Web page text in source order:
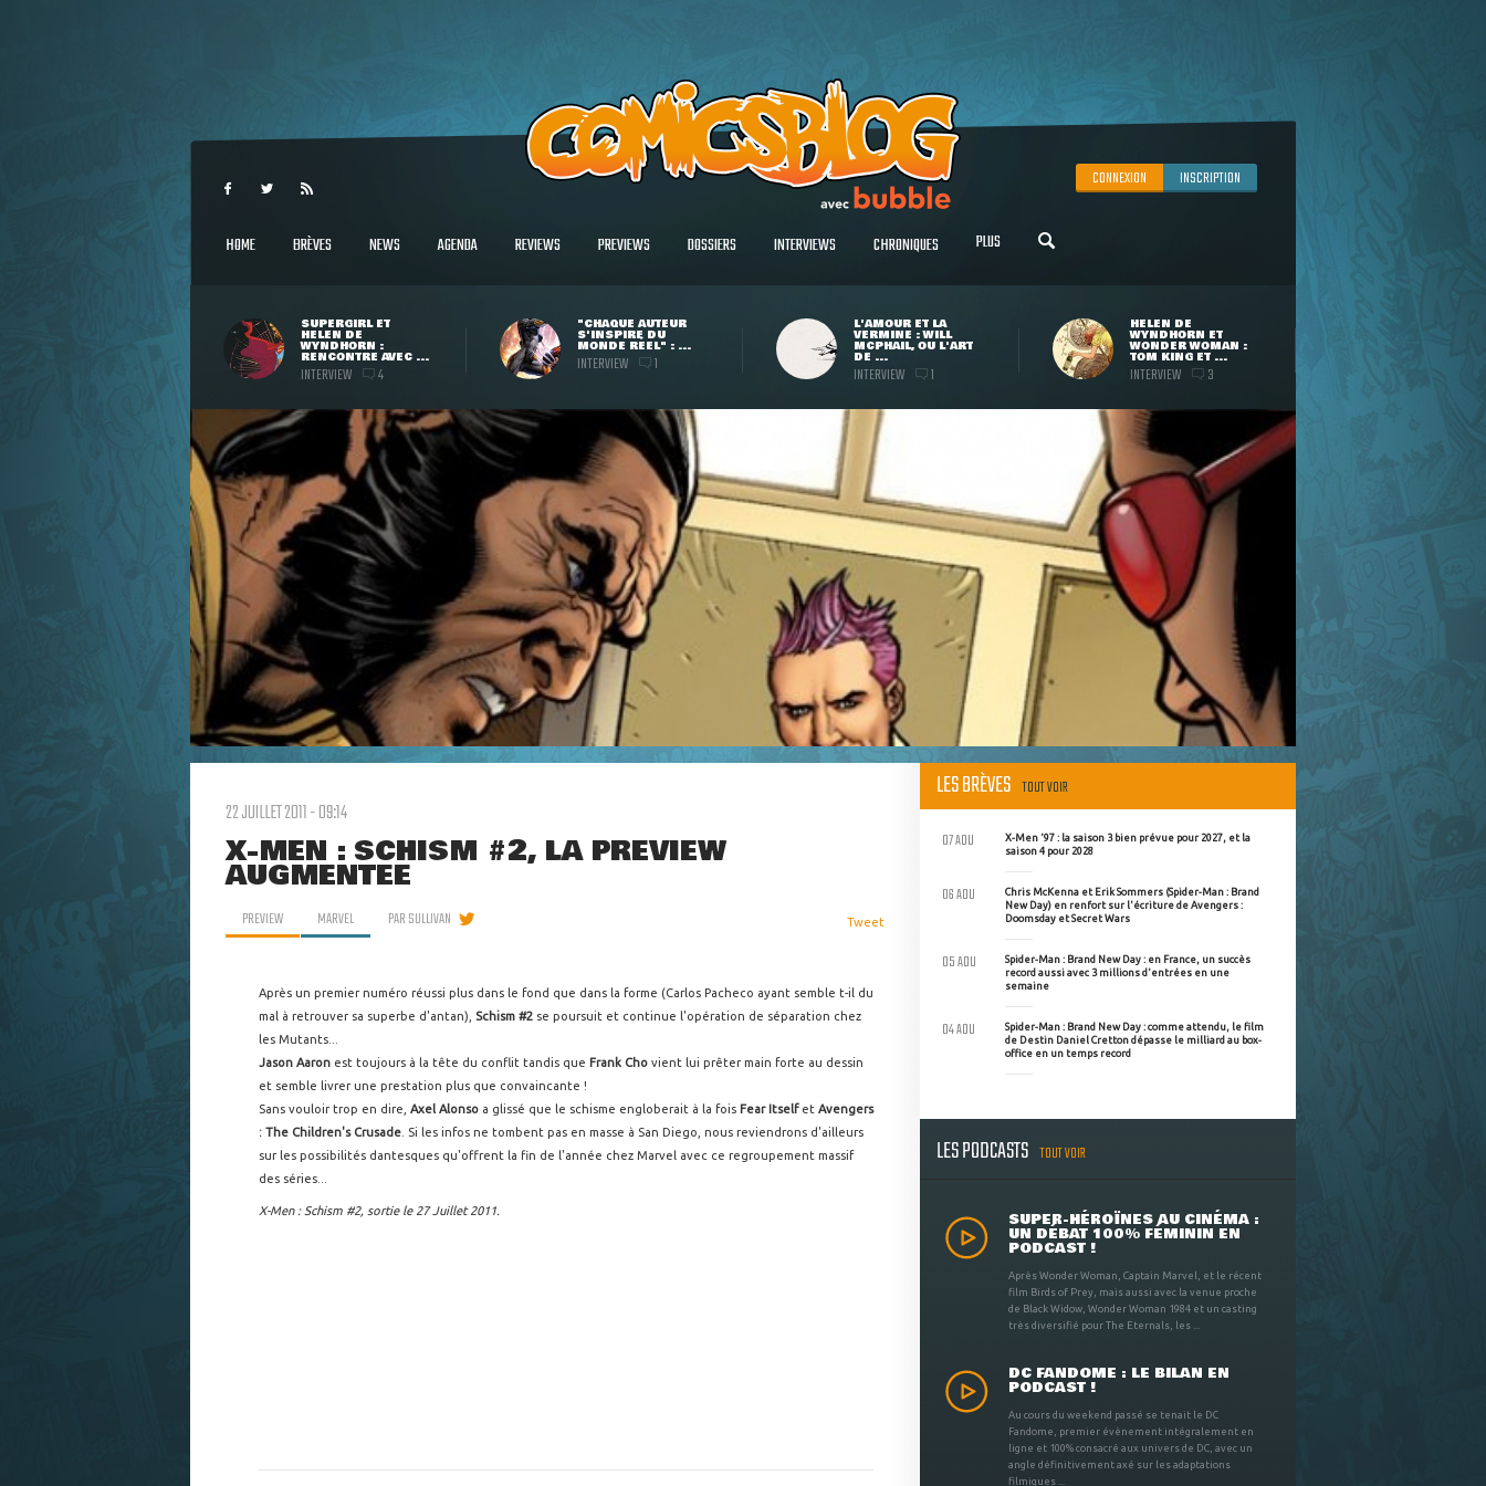
CONNEXION INSCRIPTION
HOME BRÈVES NEWS AGENDA REVIEWS PREVIEWS DOSSIERS INTERVIEWS CHRONIQUES PLUS
SUPERGIRL ET
HELEN DE
WYNDHORN :
RENCONTRE AVEC ...
INTERVIEW 4
"CHAQUE AUTEUR
S'INSPIRE DU
MONDE RÉEL" : ...
INTERVIEW 1
L'AMOUR ET LA
VERMINE : WILL
MCPHAIL, OU L'ART
DE ...
INTERVIEW 1
HELEN DE
WYNDHORN ET
WONDER WOMAN :
TOM KING ET ...
INTERVIEW 3
22 JUILLET 2011 - 09:14
X-MEN : SCHISM #2, LA PREVIEW
AUGMENTÉE
PREVIEW MARVEL PARSULLIVAN Tweet
Après un premier numéro réussi plus dans le fond que dans la forme (Carlos Pacheco ayant semble t-il du
mal à retrouver sa superbe d'antan), Schism #2 se poursuit et continue l'opération de séparation chez
les Mutants...
Jason Aaron est toujours à la tête du conflit tandis que Frank Cho vient lui prêter main forte au dessin
et semble livrer une prestation plus que convaincante !
Sans vouloir trop en dire, Axel Alonso a glissé que le schisme engloberait à la fois Fear Itselfet Avengers
: The Children's Crusade . Si les infos ne tombent pas en masse à San Diego, nous reviendrons d'ailleurs
sur les possibilités dantesques qu'offrent la fin de l'année chez Marvel avec ce regroupement massif
des séries...
X-Men : Schism #2, sortie le 27 Juillet 2011.
LES BRÈVES TOUT VOIR
X-Men '97 : la saison 3 bien prévue pour 2027, et la
saison 4 pour 2028
07 AOU
Chris McKenna et Erik Sommers (Spider-Man : Brand
New Day) en renfort sur l'écriture de Avengers :
Doomsday et Secret Wars
06 AOU
Spider-Man : Brand New Day : en France, un succès
record aussi avec 3 millions d'entrées en une
semaine
05 AOU
Spider-Man : Brand New Day : comme attendu, le film
de Destin Daniel Cretton dépasse le milliard au box-
office en un temps record
04 AOU
LES PODCASTS TOUT VOIR
SUPER-HÉROÏNES AU CINÉMA :
UN DÉBAT 100% FÉMININ EN
PODCAST !
Après Wonder Woman, Captain Marvel, et le récent
film Birds of Prey, mais aussi avec la venue proche
de Black Widow, Wonder Woman 1984 et un casting
très diversifié pour The Eternals, les ...
DC FANDOME : LE BILAN EN
PODCAST !
Au cours du weekend passé se tenait le DC
Fandome, premier évènement intégralement en
ligne et 100% consacré aux univers de DC, avec un
angle définitivement axé sur les adaptations
filmiques ...